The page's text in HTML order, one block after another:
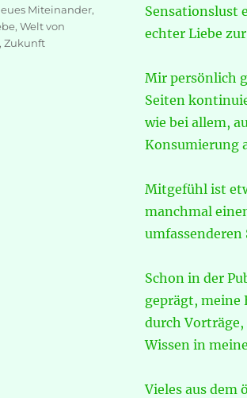
Sensationslust
echter Liebe
Mir persönlich
Seiten
wie bei allem,
Konsumierung
Mitgefühl ist
manchmal
umfassenderen
Schon in der
geprägt, meine
durch
Wissen in
Vieles aus dem
Miteinander,
,Welt von
,Zukunft